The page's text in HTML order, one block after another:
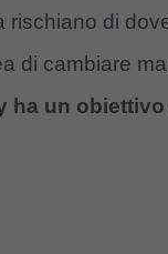
rischiano di
di cambiare
ha un